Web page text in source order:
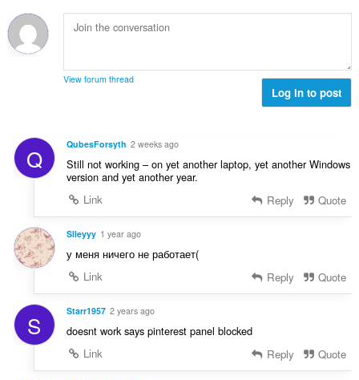
:
z
á
a
:
e
l
s
a
:
é
r
k
s
z
á
a
:
View forum thread
Log in to post
Q QubesForsyth 2 weeks ago
Still not working – on yet another laptop, yet another Windows
version and yet another year.
Link
Reply Quote
Slleyyy 1 year ago
у меня ничего не работает(
Link
Reply Quote
S Starr1957 2 years ago
doesnt work says pinterest panel blocked
Link
Reply Quote